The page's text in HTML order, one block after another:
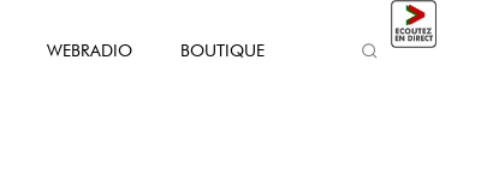
WEBRADIO BOUTIQUE